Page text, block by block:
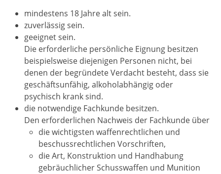
mindestens 18 Jahre alt sein.
zuverlässig sein.
geeignet sein.
Die erforderliche persönliche Eignung besitzen
beispielsweise diejenigen Personen nicht, bei
denen der begründete Verdacht besteht, dass sie
geschäftsunfähig, alkoholabhängig oder
psychisch krank sind.
die notwendige Fachkunde besitzen.
Den erforderlichen Nachweis der Fachkunde über
die wichtigsten waffenrechtlichen und
beschussrechtlichen Vorschriften,
die Art, Konstruktion und Handhabung
gebräuchlicher Schusswaffen und Munition